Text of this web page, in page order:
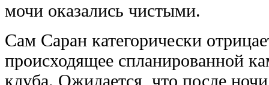
мочи оказались чистыми.
Сам Саран категорически
происходящее спланированной
клуба. Ожидается, что после ночи